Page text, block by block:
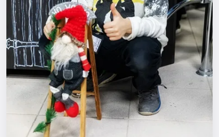
Площадки
Артисты
Рейтинги